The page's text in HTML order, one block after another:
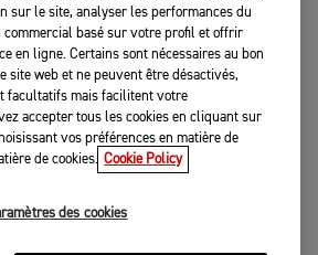
sur le site, analyser les performances du
basé sur votre profil et offrir
en ligne. Certains sont nécessaires au bon
site web et ne peuvent être désactivés,
facultatifs mais facilitent votre
accepter tous les cookies en cliquant sur
vos préférences en matière de
de cookies. Cookie Policy
des cookies